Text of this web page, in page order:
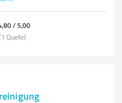
/ 5,00
Quelle)